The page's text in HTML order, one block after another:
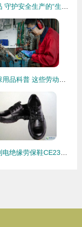
劳防用品 守护安全生产的“生命防线”
最新劳保用品科普 这些劳动防护用品的正确使用方法，你不一定知道
批发佳利电绝缘劳保鞋CE2315 安全防护领域的高性价比选择